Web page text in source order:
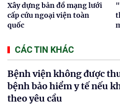
Xây dựng bản đồ mạng lưới
cấp cứu ngoại viện toàn
quốc
CÁC TIN KHÁC
Bệnh viện không được
bệnh bảo hiểm y tế nếu
theo yêu cầu